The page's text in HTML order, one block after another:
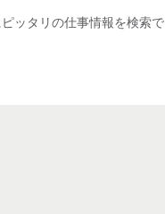
ッタリの仕事情報を検索で